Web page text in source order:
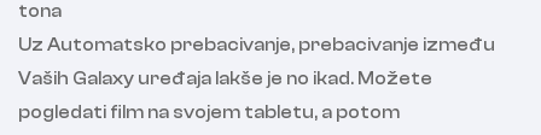
tona
Uz Automatsko prebacivanje, prebacivanje između
Vaših Galaxy uređaja lakše je no ikad. Možete
pogledati film na svojem tabletu, a potom